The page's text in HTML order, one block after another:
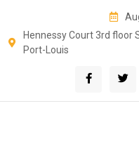
content
Hennessy Court 3rd floor
Port-Louis